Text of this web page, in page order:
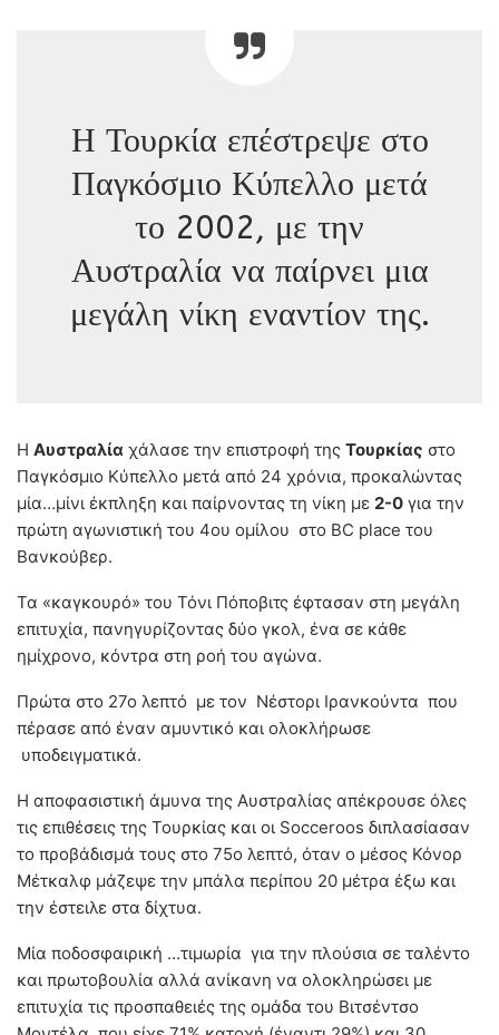
Η Τουρκία επέστρεψε στο
Παγκόσμιο Κύπελλο μετά
το 2002, με την
Αυστραλία να παίρνει μια
μεγάλη νίκη εναντίον της.
Η Αυστραλία χάλασε την επιστροφή της Τουρκίας στo
Παγκόσμιο Κύπελλο μετά από 24 χρόνια, προκαλώντας
μία…μίνι έκπληξη και παίρνοντας τη νίκη με 2-0 για την
πρώτη αγωνιστική του 4ου ομίλου στο BC place του
Βανκούβερ.
Τα «καγκουρό» του Τόνι Πόποβιτς έφτασαν στη μεγάλη
επιτυχία, πανηγυρίζοντας δύο γκολ, ένα σε κάθε
ημίχρονο, κόντρα στη ροή του αγώνα.
Πρώτα στο 27ο λεπτό με τον Νέστορι Ιρανκούντα που
πέρασε από έναν αμυντικό και ολοκλήρωσε
υποδειγματικά.
Η αποφασιστική άμυνα της Αυστραλίας απέκρουσε όλες
τις επιθέσεις της Τουρκίας και οι Socceroos διπλασίασαν
το προβάδισμά τους στο 75ο λεπτό, όταν ο μέσος Κόνορ
Μέτκαλφ μάζεψε την μπάλα περίπου 20 μέτρα έξω και
την έστειλε στα δίχτυα.
Μία ποδοσφαιρική …τιμωρία για την πλούσια σε ταλέντο
και πρωτοβουλία αλλά ανίκανη να ολοκληρώσει με
επιτυχία τις προσπαθειές της ομάδα του Βιτσέντσο